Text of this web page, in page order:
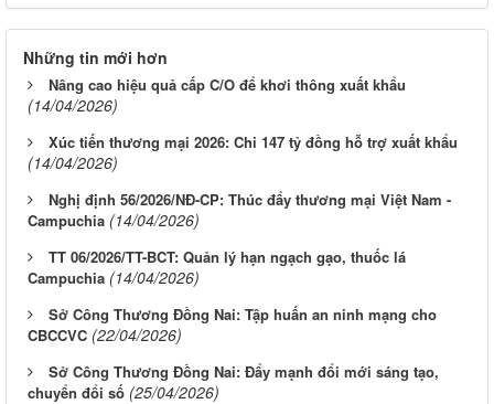
Những tin mới hơn
Nâng cao hiệu quả cấp C/O để khơi thông xuất khẩu
(14/04/2026)
Xúc tiến thương mại 2026: Chi 147 tỷ đồng hỗ trợ xuất khẩu
(14/04/2026)
Nghị định 56/2026/NĐ-CP: Thúc đẩy thương mại Việt Nam -
Campuchia (14/04/2026)
TT 06/2026/TT-BCT: Quản lý hạn ngạch gạo, thuốc lá
Campuchia (14/04/2026)
Sở Công Thương Đồng Nai: Tập huấn an ninh mạng cho
CBCCVC (22/04/2026)
Sở Công Thương Đồng Nai: Đẩy mạnh đổi mới sáng tạo,
chuyển đổi số (25/04/2026)